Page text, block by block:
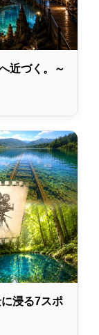
近づく。～
浸る7スポ